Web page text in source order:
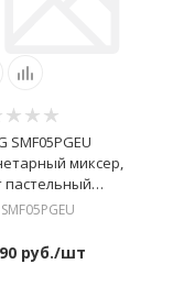
SMF05PGEU
миксер,
пастельный
руб./шт